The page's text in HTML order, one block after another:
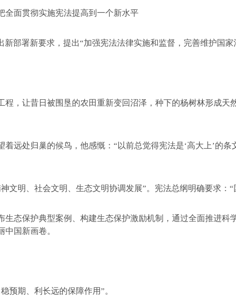
全面贯彻实施宪法提高到一个新水平
署新要求，提出“加强宪法法律实施和监督，完善维护国家
让昔日被围垦的农田重新变回沼泽，种下的杨树林形成天
处归巢的候鸟，他感慨：“以前总觉得宪法是‘高大上’的条
明、社会文明、生态文明协调发展”。宪法总纲明确要求：“
保护典型案例、构建生态保护激励机制，通过全面推进科
国新画卷。
期、利长远的保障作用”。